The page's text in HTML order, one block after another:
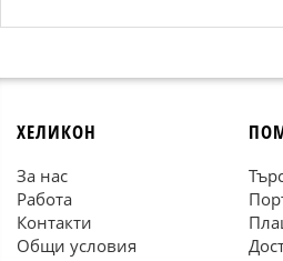
ХЕЛИКОН
За нас
Работа
Контакти
Общи условия